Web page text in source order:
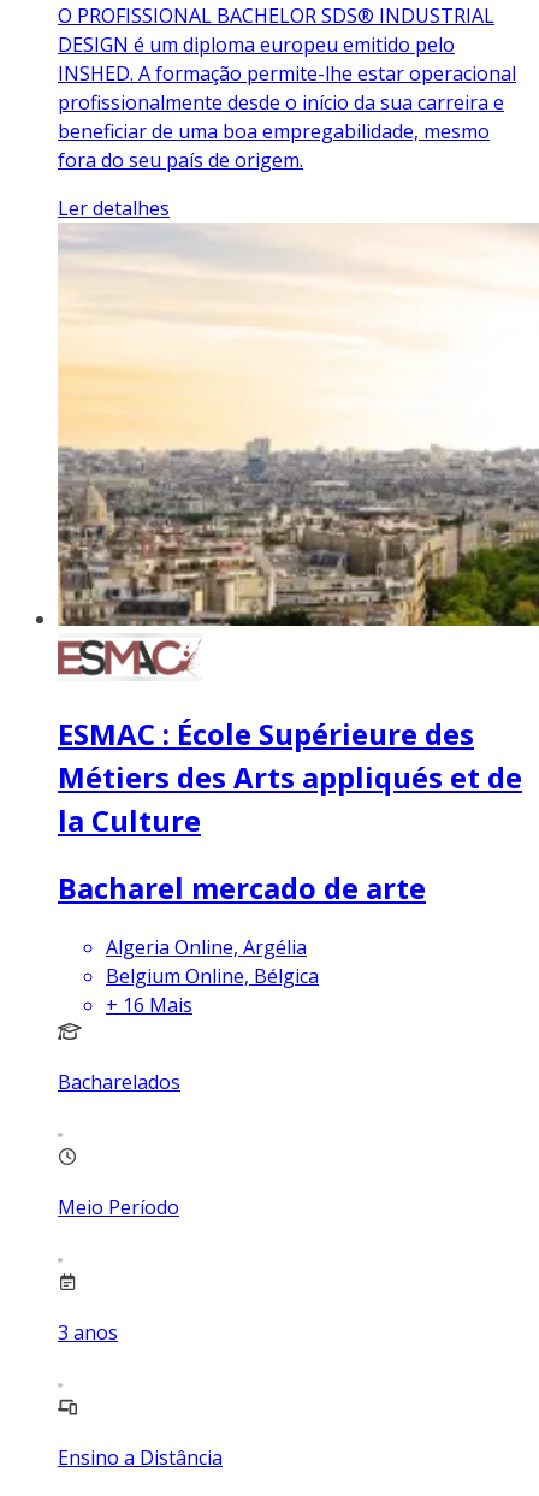
O PROFISSIONAL BACHELOR SDS® INDUSTRIAL
DESIGN é um diploma europeu emitido pelo
INSHED. A formação permite-lhe estar operacional
profissionalmente desde o início da sua carreira e
beneficiar de uma boa empregabilidade, mesmo
fora do seu país de origem.
Ler detalhes
ESMAC : École Supérieure des
Métiers des Arts appliqués et de
la Culture
Bacharel mercado de arte
Algeria Online, Argélia
Belgium Online, Bélgica
+ 16 Mais
Bacharelados
Meio Período
3 anos
Ensino a Distância